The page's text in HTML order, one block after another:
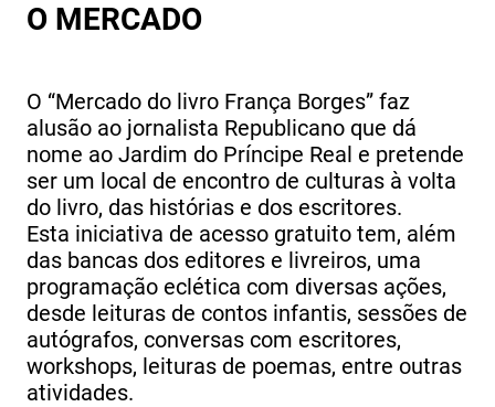
O MERCADO
O “Mercado do livro França Borges” faz
alusão ao jornalista Republicano que dá
nome ao Jardim do Príncipe Real e pretende
ser um local de encontro de culturas à volta
do livro, das histórias e dos escritores.
Esta iniciativa de acesso gratuito tem, além
das bancas dos editores e livreiros, uma
programação eclética com diversas ações,
desde leituras de contos infantis, sessões de
autógrafos, conversas com escritores,
workshops, leituras de poemas, entre outras
atividades.